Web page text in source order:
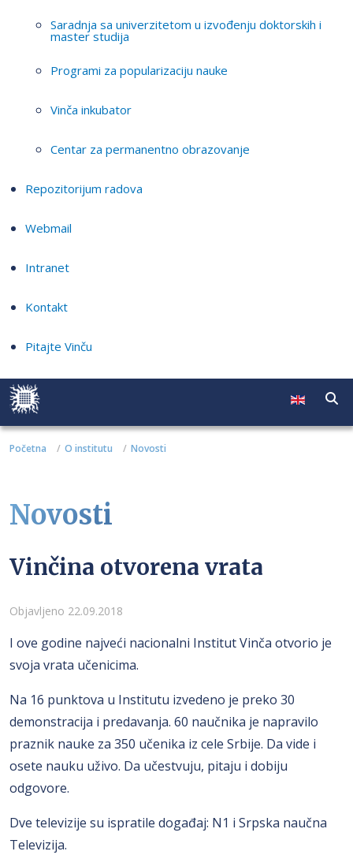
Saradnja sa univerzitetom u izvođenju doktorskih i
master studija
Programi za popularizaciju nauke
Vinča inkubator
Centar za permanentno obrazovanje
Repozitorijum radova
Webmail
Intranet
Kontakt
Pitajte Vinču
Početna O institutu Novosti
Novosti
Vinčina otvorena vrata
Detalji
Objavljeno 22.09.2018
I ove godine najveći nacionalni Institut Vinča otvorio je
svoja vrata učenicima.
Na 16 punktova u Institutu izvedeno je preko 30
demonstracija i predavanja. 60 naučnika je napravilo
praznik nauke za 350 učenika iz cele Srbije. Da vide i
osete nauku uživo. Da učestvuju, pitaju i dobiju
odgovore.
Dve televizije su ispratile događaj: N1 i Srpska naučna
Televizija.